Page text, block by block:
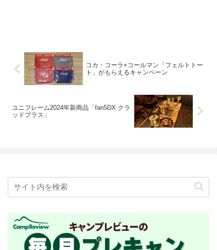
コカ・コーラ×コールマン「フェルトトー
ト」がもらえるキャンペーン
ユニフレーム2024年新商品「fan5DX クラ
ッドプラス」